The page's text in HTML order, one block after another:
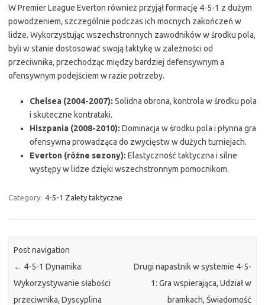
W Premier League Everton również przyjął formację 4-5-1 z dużym
powodzeniem, szczególnie podczas ich mocnych zakończeń w
lidze. Wykorzystując wszechstronnych zawodników w środku pola,
byli w stanie dostosować swoją taktykę w zależności od
przeciwnika, przechodząc między bardziej defensywnym a
ofensywnym podejściem w razie potrzeby.
Chelsea (2004-2007): Solidna obrona, kontrola w środku pola
i skuteczne kontrataki.
Hiszpania (2008-2010): Dominacja w środku pola i płynna gra
ofensywna prowadząca do zwycięstw w dużych turniejach.
Everton (różne sezony): Elastyczność taktyczna i silne
występy w lidze dzięki wszechstronnym pomocnikom.
Category: 4-5-1 Zalety taktyczne
Post navigation
← 4-5-1 Dynamika:
Wykorzystywanie słabości
przeciwnika, Dyscyplina
Drugi napastnik w systemie 4-5-
1: Gra wspierająca, Udział w
bramkach, Świadomość